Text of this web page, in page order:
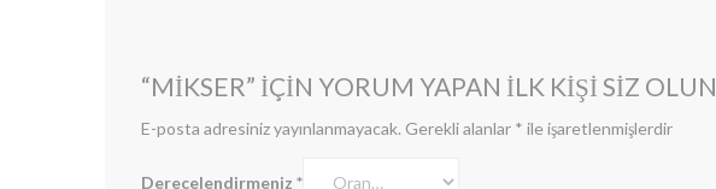
“MIKSER” IÇIN YORUM YAPAN ILK KIŞI SIZ OLUN
E-posta adresiniz yayınlanmayacak. Gerekli alanlar * ile işaretlenmişlerdir
Derecelendirmeniz *